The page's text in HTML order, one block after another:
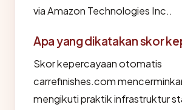
via Amazon Technologies Inc..
Apa yang dikatakan skor
Skor kepercayaan otomatis
carrefinishes.com
mengikuti praktik infrastruktur